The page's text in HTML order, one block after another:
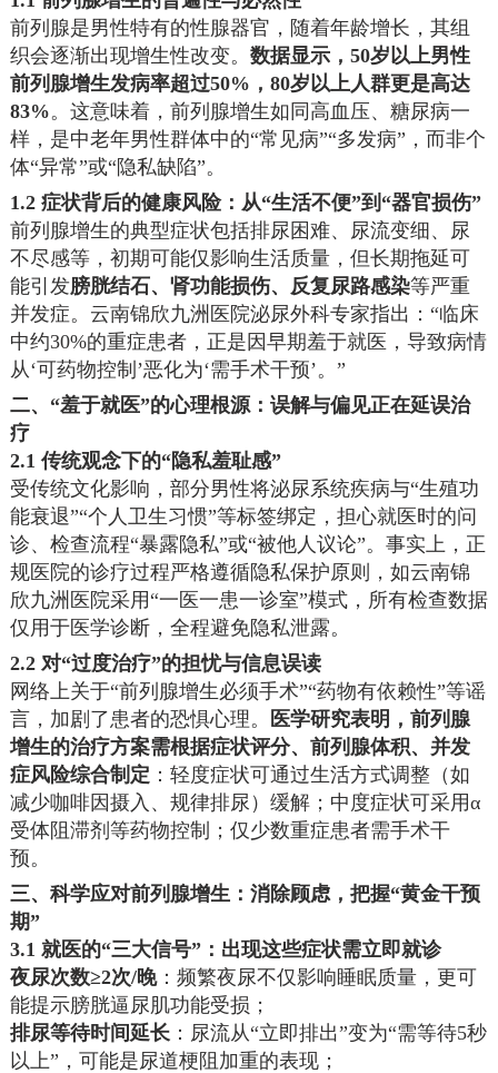
前列腺是男性特有的性腺器官，随着年龄增长，其组
织会逐渐出现增生性改变。 数据显示，50岁以上男性
前列腺增生发病率超过50%，80岁以上人群更是高达
83%。这意味着，前列腺增生如同高血压、糖尿病一
样，是中老年男性群体中的“常见病”“多发病”，而非个
体“异常”或“隐私缺陷”。
1.2 症状背后的健康风险：从“生活不便”到“器官损伤”
前列腺增生的典型症状包括排尿困难、尿流变细、尿
不尽感等，初期可能仅影响生活质量，但长期拖延可
能引发膀胱结石、肾功能损伤、反复尿路感染等严重
并发症。云南锦欣九洲医院泌尿外科专家指出：“临床
中约30%的重症患者，正是因早期羞于就医，导致病情
从‘可药物控制’恶化为‘需手术干预’。”
二、“羞于就医”的心理根源：误解与偏见正在延误治
疗
2.1 传统观念下的“隐私羞耻感”
受传统文化影响，部分男性将泌尿系统疾病与“生殖功
能衰退”“个人卫生习惯”等标签绑定，担心就医时的问
诊、检查流程“暴露隐私”或“被他人议论”。事实上，正
规医院的诊疗过程严格遵循隐私保护原则，如云南锦
欣九洲医院采用“一医一患一诊室”模式，所有检查数据
仅用于医学诊断，全程避免隐私泄露。
2.2 对“过度治疗”的担忧与信息误读
网络上关于“前列腺增生必须手术”“药物有依赖性”等谣
言，加剧了患者的恐惧心理。
医学研究表明，前列腺
增生的治疗方案需根据症状评分、前列腺体积、并发
症风险综合制定 ：轻度症状可通过生活方式调整（如
减少咖啡因摄入、规律排尿）缓解；中度症状可采用α
受体阻滞剂等药物控制；仅少数重症患者需手术干
预。
三、科学应对前列腺增生：消除顾虑，把握“黄金干预
期”
3.1 就医的“三大信号”：出现这些症状需立即就诊
夜尿次数≥2次/晚：频繁夜尿不仅影响睡眠质量，更可
能提示膀胱逼尿肌功能受损；
排尿等待时间延长：尿流从“立即排出”变为“需等待5秒
以上”，可能是尿道梗阻加重的表现；